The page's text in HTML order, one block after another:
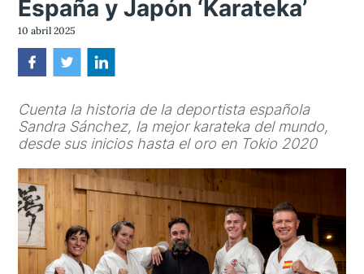
Lo último de
Premio de
Noticias
Aviso legal
España y Japón ‘Karateka’
10 abril 2025
Cuenta la historia de la deportista española
Sandra Sánchez, la mejor karateka del mundo,
desde sus inicios hasta el oro en Tokio 2020